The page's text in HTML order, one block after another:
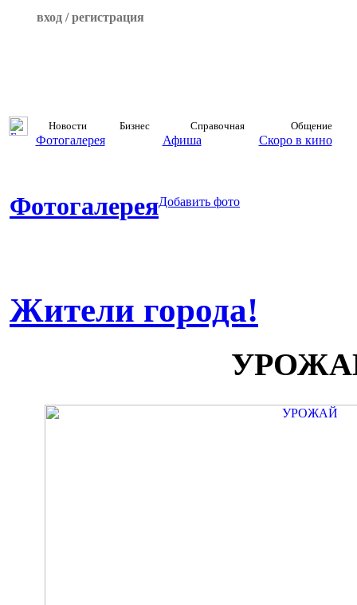
вход / регистрация
Новости Бизнес Справочная Общение
Фотогалерея Афиша Скоро в кино
ФотогалереяДобавить фото
Жители города!